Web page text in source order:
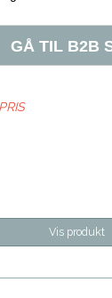
Red
Vis produkt